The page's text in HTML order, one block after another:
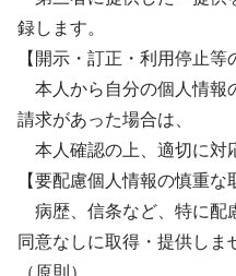
録します。
【開示・訂正・利用停止等
本人から自分の個人情報
請求があった場合は、
本人確認の上、適切に対
【要配慮個人情報の慎重な
病歴、信条など、特に配
同意なしに取得・提供しま
（原則）